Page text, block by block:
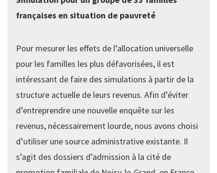
françaises en situation de pauvreté
Pour mesurer les effets de l’allocation universelle
pour les familles les plus défavorisées, il est
intéressant de faire des simulations à partir de la
structure actuelle de leurs revenus. Afin d’éviter
d’entreprendre une nouvelle enquête sur les
revenus, nécessairement lourde, nous avons choisi
d’utiliser une source administrative existante. Il
s’agit des dossiers d’admission à la cité de